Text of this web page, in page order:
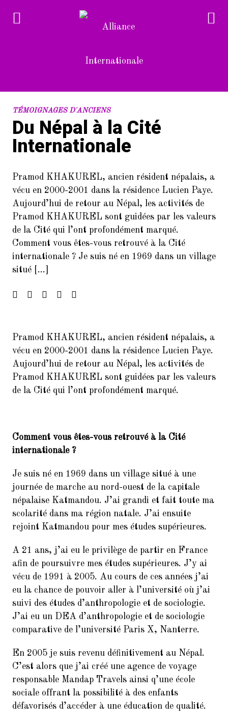
RECENT POSTS
1.
Devenez bénévole à l’Alliance
Internationale
Forum des associations du 14è
arrondissement de Paris
3.
Dans le cadre de la Semaine de la
langue française et de la
Francophonie
4.
FORUM DES ASSOCIATIONS DU
14 SEPTEMBRE 2024 PARIS
5.
6.
Forum des associations du 06
septembre 2025 Paris 7014
7.
Inscrivez-vous à la Soirée
Présentation Service des
Relectures 22/02/2017
de l’Italie
Paris et ses Passages couverts
(Samedi 17 mars à 10h30)
10. Faire du Sport à la Cité à petit
prix
11. 10ème dictée des mots d’or
à 21h30)
12.
Remerciements : Concert du 26
Jean Joinet
TÉMOIGNAGES D'ANCIENS
Du Népal à la Cité
Internationale
Pramod KHAKUREL, ancien résident népalais, a
vécu en 2000-2001 dans la résidence Lucien Paye.
Aujourd’hui de retour au Népal, les activités de
Pramod KHAKUREL sont guidées par les valeurs
de la Cité qui l’ont profondément marqué.
Comment vous êtes-vous retrouvé à la Cité
internationale ? Je suis né en 1969 dans un village
situé […]
Pramod KHAKUREL, ancien résident népalais, a
vécu en 2000-2001 dans la résidence Lucien Paye.
Aujourd’hui de retour au Népal, les activités de
Pramod KHAKUREL sont guidées par les valeurs
de la Cité qui l’ont profondément marqué.
Comment vous êtes-vous retrouvé à la Cité
internationale ?
Je suis né en 1969 dans un village situé à une
journée de marche au nord-ouest de la capitale
népalaise Katmandou. J’ai grandi et fait toute ma
scolarité dans ma région natale. J’ai ensuite
rejoint Katmandou pour mes études supérieures.
A 21 ans, j’ai eu le privilège de partir en France
afin de poursuivre mes études supérieures. J’y ai
vécu de 1991 à 2005. Au cours de ces années j’ai
eu la chance de pouvoir aller à l’université où j’ai
suivi des études d’anthropologie et de sociologie.
J’ai eu un DEA d’anthropologie et de sociologie
comparative de l’université Paris X, Nanterre.
En 2005 je suis revenu définitivement au Népal.
C’est alors que j’ai créé une agence de voyage
responsable Mandap Travels ainsi q’une école
sociale offrant la possibilité à des enfants
défavorisés d’accéder à une éducation de qualité.